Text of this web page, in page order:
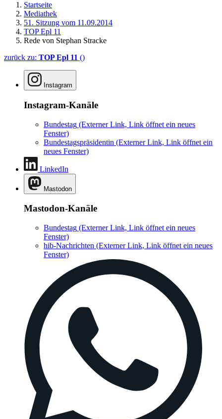
Startseite
Mediathek
51. Sitzung vom 11.09.2014
TOP Epl 11
Rede von Stephan Stracke
zurück zu: TOP Epl 11 ()
Instagram
Instagram-Kanäle
Bundestag (Externer Link, Link öffnet ein neues
Fenster)
Bundestagspräsidentin (Externer Link, Link öffnet ein
neues Fenster)
LinkedIn
Mastodon
Mastodon-Kanäle
Bundestag (Externer Link, Link öffnet ein neues
Fenster)
hib-Nachrichten (Externer Link, Link öffnet ein neues
Fenster)